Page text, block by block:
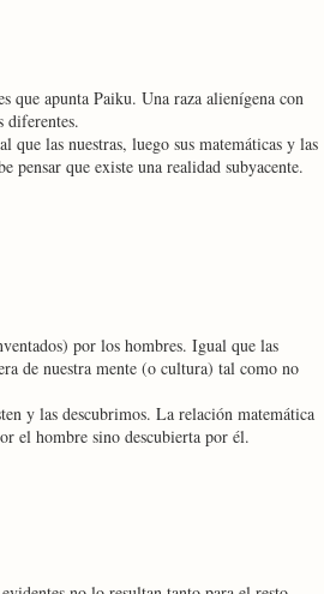
que apunta Paiku. Una raza alienígena con
diferentes.
que las nuestras, luego sus matemáticas y las
pensar que existe una realidad subyacente.
por los hombres. Igual que las
de nuestra mente (o cultura) tal como no
y las descubrimos. La relación matemática
el hombre sino descubierta por él.